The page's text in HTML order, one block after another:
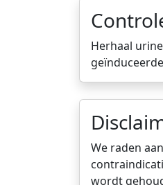
Herhaal
We raden
wordt